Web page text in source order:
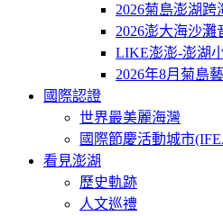
2026菊島澎湖跨
2026澎大海沙灘
LIKE澎澎-澎湖
2026年8月菊島
國際認證
世界最美麗海灣
國際節慶活動城市
看見澎湖
歷史軌跡
人文巡禮